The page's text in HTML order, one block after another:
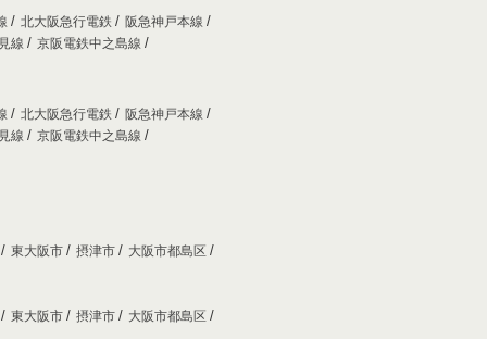
北大阪急行電鉄
阪急神戸本線
線
京阪電鉄中之島線
北大阪急行電鉄
阪急神戸本線
線
京阪電鉄中之島線
東大阪市 摂津市
大阪市都島区
東大阪市 摂津市
大阪市都島区